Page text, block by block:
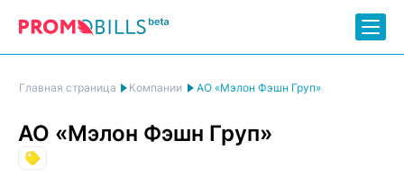
Главная страница Компании АО «Мэлон Фэшн Груп»
АО «Мэлон Фэшн Груп»